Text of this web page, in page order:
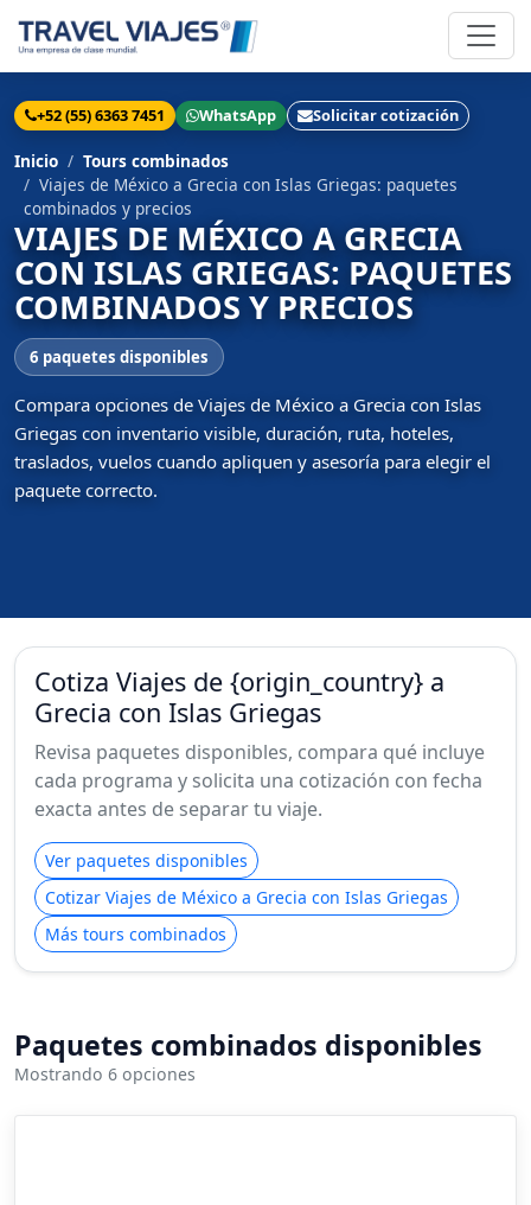
+52 (55) 6363 7451 WhatsApp Solicitar cotización
Inicio
Tours combinados
Viajes de México a Grecia con Islas Griegas: paquetes
combinados y precios
VIAJES DE MÉXICO A GRECIA
CON ISLAS GRIEGAS: PAQUETES
COMBINADOS Y PRECIOS
6 paquetes disponibles
Compara opciones de Viajes de México a Grecia con Islas
Griegas con inventario visible, duración, ruta, hoteles,
traslados, vuelos cuando apliquen y asesoría para elegir el
paquete correcto.
Cotiza Viajes de {origin_country} a
Grecia con Islas Griegas
Revisa paquetes disponibles, compara qué incluye
cada programa y solicita una cotización con fecha
exacta antes de separar tu viaje.
Ver paquetes disponibles
Cotizar Viajes de México a Grecia con Islas Griegas
Más tours combinados
Paquetes combinados disponibles
Mostrando 6 opciones